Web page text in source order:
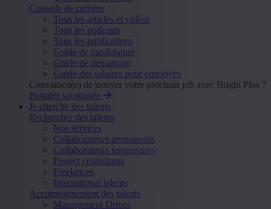
Conseils de carrière
Tous les articles et vidéos
Tous les podcasts
Tous les publications
Guide de candidature
Guide de démarrage
Guide des salaires pour employés
Convaincu(e) de trouver votre prochain job avec Bright Plus ?
Postuler spontanée
Je cherche des talents
Rechercher des talents
Nos services
Collaborateurs permanents
Collaborateurs temporaires
Project consultants
Freelances
International talents
Accompagnement des talents
Management Drives